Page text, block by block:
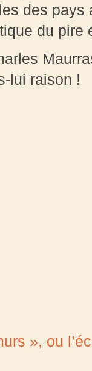
des
du
lui raison !
», ou